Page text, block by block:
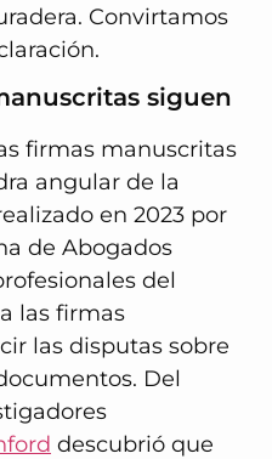
Convirtamos
siguen
firmas manuscritas
angular de la
en 2023 por
de Abogados
del
las firmas
las disputas sobre
Del
descubrió que